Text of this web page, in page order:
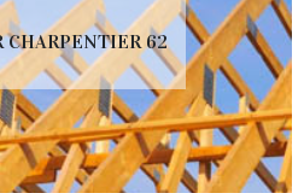
CHARPENTIER 62